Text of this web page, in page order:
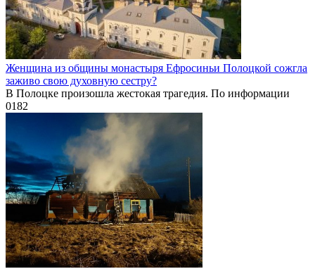
Женщина из общины монастыря Ефросиньи Полоцкой сожгла
заживо свою духовную сестру?
В Полоцке произошла жестокая трагедия. По информации
0182